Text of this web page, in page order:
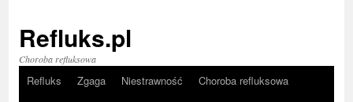
Refluks.pl
Choroba refluksowa
Refluks Zgaga Niestrawność
Choroba refluksowa